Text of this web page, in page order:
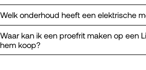
Welk onderhoud heeft een elektrische
Waar kan ik een proefrit maken op een
hem koop?